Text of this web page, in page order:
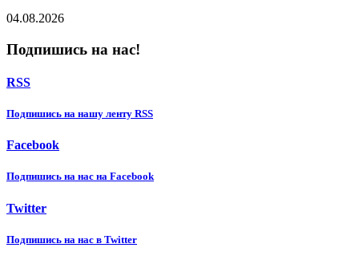
04.08.2026
Подпишись на нас!
RSS
Подпишиcь на нашу ленту RSS
Facebook
Подпишиcь на нас на Facebook
Twitter
Подпишиcь на нас в Twitter